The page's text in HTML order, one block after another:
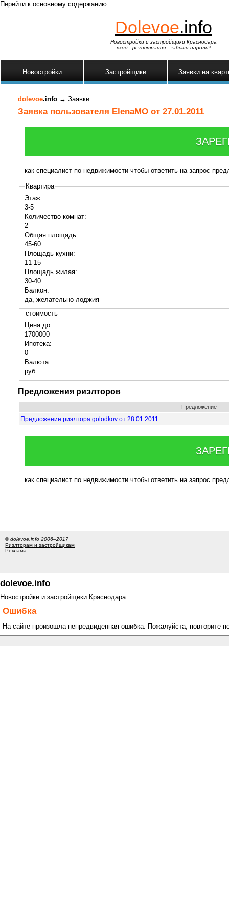
Перейти к основному содержанию
Dolevoe.info
Новостройки и застройщики Краснодара
вход- регистрация- забыли пароль?
Новостройки Застройщики Заявки на
dolevoe.info → Заявки
Заявка пользователя ElenaMO от 27.01.2011
как специалист по недвижимости чтобы ответить на запрос
Квартира
Этаж:
3-5
Количество комнат:
2
Общая площадь:
45-60
Площадь кухни:
11-15
Площадь жилая:
30-40
Балкон:
да, желательно лоджия
стоимость
Цена до:
1700000
Ипотека:
0
Валюта:
руб.
Предложения риэлторов
Предложение
Предложение риэлтора golodkov от 28.01.2011
как специалист по недвижимости чтобы ответить на запрос
© dolevoe.info 2006–2017
Риэлторам и застройщикам
Реклама
dolevoe.info
Новостройки и застройщики Краснодара
Ошибка
На сайте произошла непредвиденная ошибка. Пожалуйста, повторите